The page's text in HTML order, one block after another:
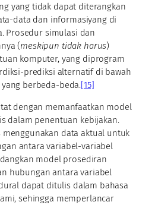
yang tidak dapat diterangkan
data dan informasiyang di
Prosedur simulasi dan
(meskipun tidak harus)
komputer, yang diprogram
prediksi alternatif di bawah
berbeda-beda.[15]
dengan memanfaatkan model
dalam penentuan kebijakan.
menggunakan data aktual untuk
antara variabel-variabel
model prosediran
hubungan antara variabel
dapat ditulis dalam bahasa
sehingga memperlancar